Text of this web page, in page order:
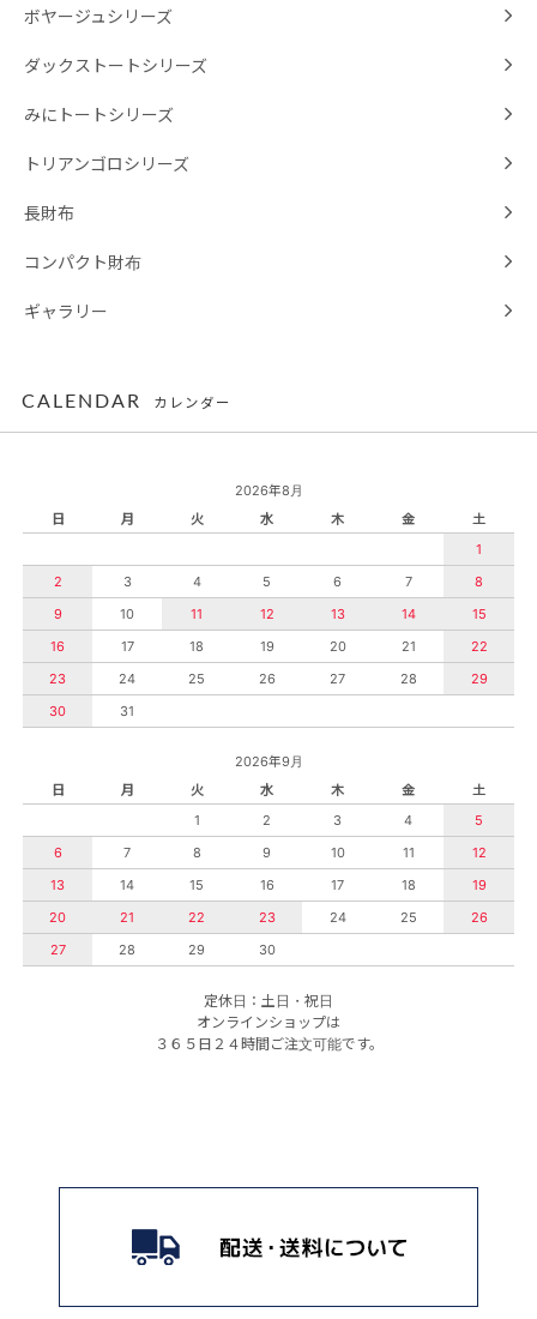
ボヤージュシリーズ
ダックストートシリーズ
みにトートシリーズ
トリアンゴロシリーズ
長財布
コンパクト財布
ギャラリー
CALENDAR カレンダー
2026年8月
日
月 火 水 木 金
土
1
2
3 4 5 6 7
8
9
10 11 12 13 14
15
16
17 18 19 20 21
22
23
24 25 26 27 28
29
30
31
2026年9月
日
月 火 水 木 金
土
1
2 3 4
5
6
7 8 9 10 11
12
13
14 15 16 17 18
19
20
21 22 23 24 25
26
27
28 29 30
定休日：土日・祝日
オンラインショップは
３６５日２４時間ご注文可能です。